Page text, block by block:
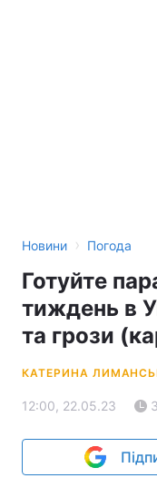
Новини › Погода
Готуйте
тиждень в
та грози
КАТЕРИНА
12:00, 22.05.23